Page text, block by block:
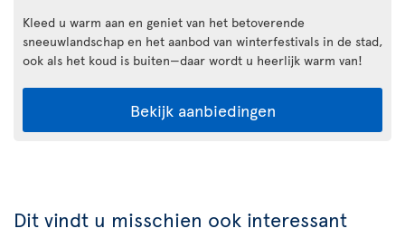
Kleed u warm aan en geniet van het betoverende
sneeuwlandschap en het aanbod van winterfestivals in de stad,
ook als het koud is buiten—daar wordt u heerlijk warm van!
Bekijk aanbiedingen
Dit vindt u misschien ook interessant